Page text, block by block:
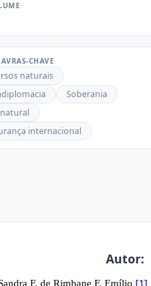
CHAVE
naturais
Soberania
internacional
Autor:
F. de Rimbane F. Emílio [1]